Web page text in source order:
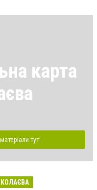
карта
тут